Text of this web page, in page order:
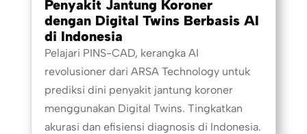
Penyakit Jantung Koroner
dengan Digital Twins Berbasis AI
di Indonesia
Pelajari PINS-CAD, kerangka AI
revolusioner dari ARSA Technology untuk
prediksi dini penyakit jantung koroner
menggunakan Digital Twins. Tingkatkan
akurasi dan efisiensi diagnosis di Indonesia.